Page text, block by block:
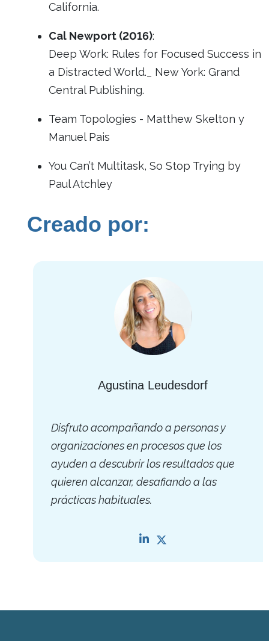
California.
Cal Newport (2016):
Deep Work: Rules for Focused Success in
a Distracted World._ New York: Grand
Central Publishing.
Team Topologies - Matthew Skelton y
Manuel Pais
You Can’t Multitask, So Stop Trying by
Paul Atchley
Creado por:
Agustina Leudesdorf
Disfruto acompañando a personas y
organizaciones en procesos que los
ayuden a descubrir los resultados que
quieren alcanzar, desafiando a las
prácticas habituales.